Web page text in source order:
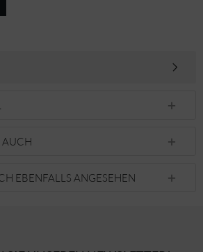
AUCH
EBENFALLS ANGESEHEN